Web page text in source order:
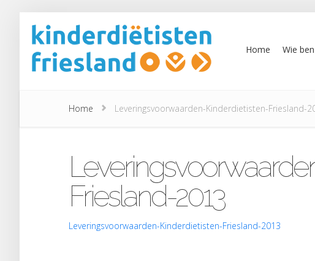
Home Wie
Home Leveringsvoorwaarden-Kinderdietisten-Friesland-
Friesland-2013
Leveringsvoorwaarden-Kinderdietisten-Friesland-2013